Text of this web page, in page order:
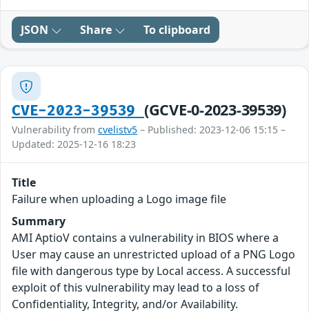
JSON Share To clipboard
CVE-2023-39539 (GCVE-0-2023-39539)
Vulnerability from cvelistv5 – Published: 2023-12-06 15:15 –
Updated: 2025-12-16 18:23
Title
Failure when uploading a Logo image file
Summary
AMI AptioV contains a vulnerability in BIOS where a
User may cause an unrestricted upload of a PNG Logo
file with dangerous type by Local access. A successful
exploit of this vulnerability may lead to a loss of
Confidentiality, Integrity, and/or Availability.